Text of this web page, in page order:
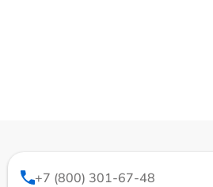
+7 (800) 301-67-48